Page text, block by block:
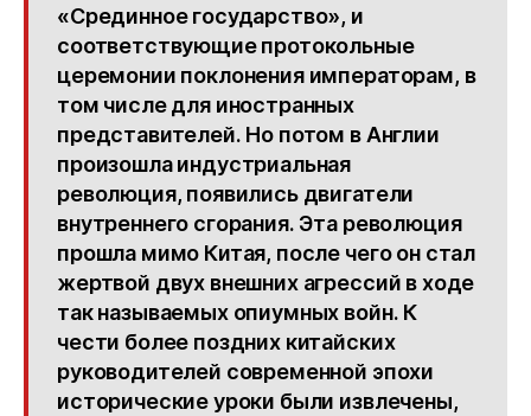
«Срединное государство», и
соответствующие протокольные
церемонии поклонения императорам, в
том числе для иностранных
представителей. Но потом в Англии
произошла индустриальная
революция, появились двигатели
внутреннего сгорания. Эта революция
прошла мимо Китая, после чего он стал
жертвой двух внешних агрессий в ходе
так называемых опиумных войн. К
чести более поздних китайских
руководителей современной эпохи
исторические уроки были извлечены,